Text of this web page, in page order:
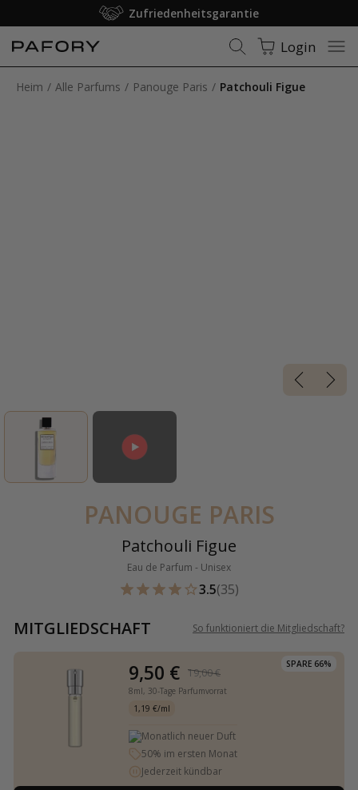
Zufriedenheitsgarantie
Login
Heim Alle Parfums Panouge Paris Patchouli Figue
PANOUGE PARIS
Patchouli Figue
Eau de Parfum - Unisex
3.5(35)
MITGLIEDSCHAFT So funktioniert die Mitgliedschaft?
SPARE 66%
9,50 € 19,00 €
8ml, 30-Tage Parfumvorrat
1,19 €/ml
Monatlich neuer Duft
50% im ersten Monat
Jederzeit kündbar